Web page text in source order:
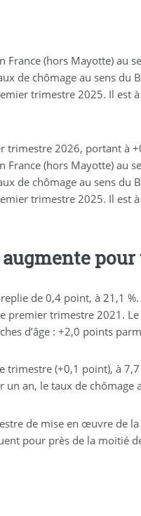
(hors Mayotte) au
de chômage au sens
trimestre 2025. Il
2026, portant à
(hors Mayotte) au
de chômage au sens
trimestre 2025. Il
pour
de 0,4 point, à 21,1
premier trimestre 2021.
d’âge : +2,0 points
trimestre (+0,1 point), à
an, le taux de
de mise en œuvre de
pour près de la moitié